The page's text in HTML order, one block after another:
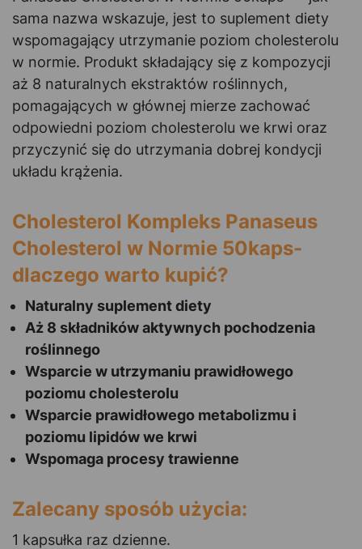
sama nazwa wskazuje, jest to suplement diety
wspomagający utrzymanie poziom cholesterolu
w normie. Produkt składający się z kompozycji
aż 8 naturalnych ekstraktów roślinnych,
pomagających w głównej mierze zachować
odpowiedni poziom cholesterolu we krwi oraz
przyczynić się do utrzymania dobrej kondycji
układu krążenia.
Cholesterol Kompleks Panaseus
Cholesterol w Normie 50kaps-
dlaczego warto kupić?
Naturalny suplement diety
Aż 8 składników aktywnych pochodzenia
roślinnego
Wsparcie w utrzymaniu prawidłowego
poziomu cholesterolu
Wsparcie prawidłowego metabolizmu i
poziomu lipidów we krwi
Wspomaga procesy trawienne
Zalecany sposób użycia:
1 kapsułka raz dzienne.